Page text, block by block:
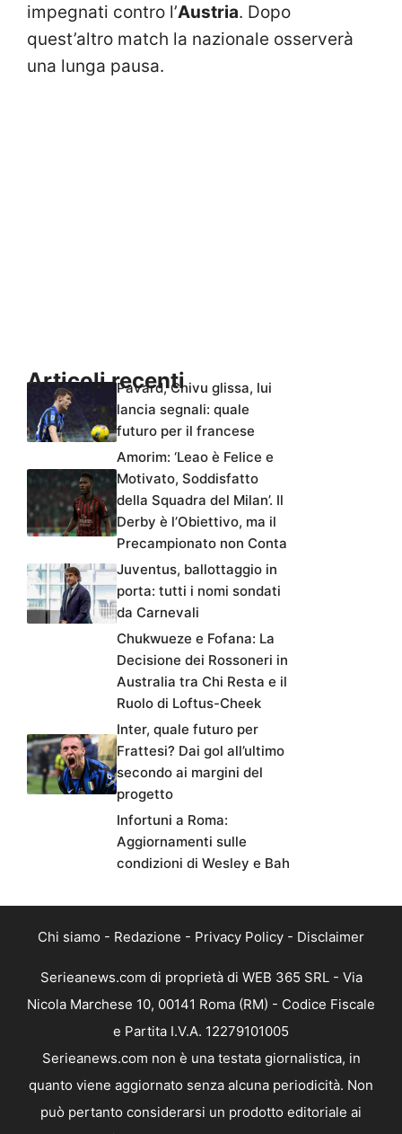
impegnati contro l’Austria. Dopo
quest’altro match la nazionale osserverà
una lunga pausa.
Articoli recentiPavard, Chivu glissa, lui
lancia segnali: quale
futuro per il francese
Amorim: ‘Leao è Felice e
Motivato, Soddisfatto
della Squadra del Milan’. Il
Derby è l’Obiettivo, ma il
Precampionato non Conta
Juventus, ballottaggio in
porta: tutti i nomi sondati
da Carnevali
Chukwueze e Fofana: La
Decisione dei Rossoneri in
Australia tra Chi Resta e il
Ruolo di Loftus-Cheek
Inter, quale futuro per
Frattesi? Dai gol all’ultimo
secondo ai margini del
progetto
Infortuni a Roma:
Aggiornamenti sulle
condizioni di Wesley e Bah
Chi siamo - Redazione - Privacy Policy - Disclaimer
Serieanews.com di proprietà di WEB 365 SRL - Via
Nicola Marchese 10, 00141 Roma (RM) - Codice Fiscale
e Partita I.V.A. 12279101005
Serieanews.com non è una testata giornalistica, in
quanto viene aggiornato senza alcuna periodicità. Non
può pertanto considerarsi un prodotto editoriale ai